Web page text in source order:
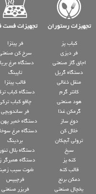
تجهیزات رستوران تجهیزات فست
کباب پز
فر دیزی
اجاق گاز صنعتی
دستگاه گریل
منقل ذغالی
کانتر گرم
هود صنعتی
گرمکن غذا
دوغ ساز
خلال کن
ترولی آبچکان
سیخ
کته پز
قالب کته
دمکن برنج
یخچال صنعتی
فر پیتزا
سرخ کن
دستگاه مرغ
تاپینگ
قالب پیتزا
دستگاه کباب
چاقو کباب
فر ساندویچی
دستگاه خمیر
دستگاه مرغ
بردینگ
دستگاه بلال
دستگاه همبرگر
شوت سیب
فرچیپس
فریزر صنعتی